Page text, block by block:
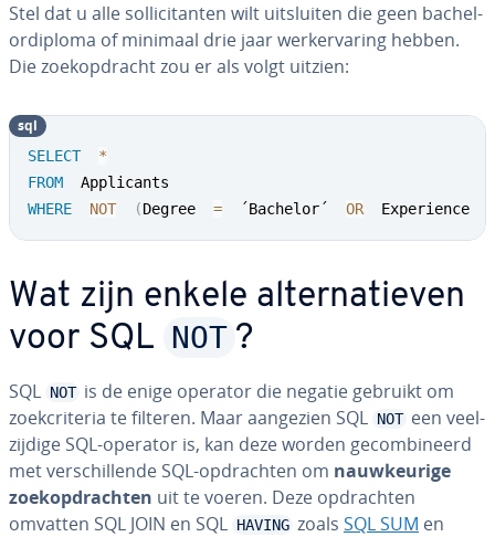
Stel dat u alle sol­li­ci­tan­ten wilt uit­slui­ten die geen ba­chel­
or­di­plo­ma of minimaal drie jaar werk­er­va­ring hebben.
Die zoek­op­dracht zou er als volgt uitzien:
SELECT
*
FROM
WHERE
NOT (Degree =
  ´Bachelor´
OR
  Experience
sql
Wat zijn enkele al­ter­na­tie­ven
voor SQL NOT ?
SQL NOT is de enige operator die negatie gebruikt om
zoek­cri­te­ria te filteren. Maar aangezien SQL NOT een veel­
zij­di­ge SQL-operator is, kan deze worden ge­com­bi­neerd
met ver­schil­len­de SQL-op­drach­ten om nauw­keu­ri­ge
zoek­op­drach­ten uit te voeren. Deze op­drach­ten
omvatten SQL JOIN en SQL HAVING zoals SQL SUM en